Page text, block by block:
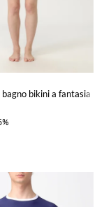
bikini a fantasia